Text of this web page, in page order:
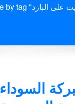
السوداء